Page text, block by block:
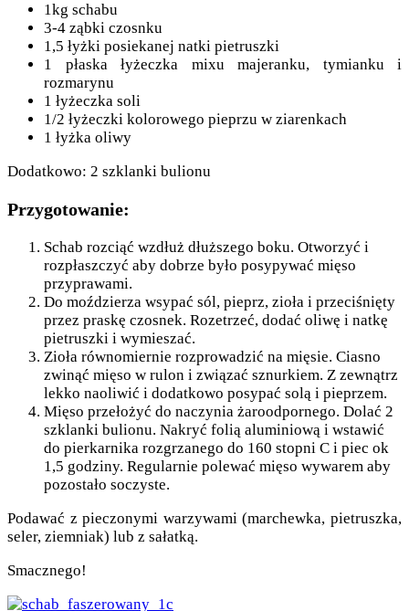
1kg schabu
3-4 ząbki czosnku
1,5 łyżki posiekanej natki pietruszki
1 płaska łyżeczka mixu majeranku, tymianku i
rozmarynu
1 łyżeczka soli
1/2 łyżeczki kolorowego pieprzu w ziarenkach
1 łyżka oliwy
Dodatkowo: 2 szklanki bulionu
Przygotowanie:
Schab rozciąć wzdłuż dłuższego boku. Otworzyć i
rozpłaszczyć aby dobrze było posypywać mięso
przyprawami.
Do moździerza wsypać sól, pieprz, zioła i przeciśnięty
przez praskę czosnek. Rozetrzeć, dodać oliwę i natkę
pietruszki i wymieszać.
Zioła równomiernie rozprowadzić na mięsie. Ciasno
zwinąć mięso w rulon i związać sznurkiem. Z zewnątrz
lekko naoliwić i dodatkowo posypać solą i pieprzem.
Mięso przełożyć do naczynia żaroodpornego. Dolać 2
szklanki bulionu. Nakryć folią aluminiową i wstawić
do pierkarnika rozgrzanego do 160 stopni C i piec ok
1,5 godziny. Regularnie polewać mięso wywarem aby
pozostało soczyste.
Podawać z pieczonymi warzywami (marchewka, pietruszka,
seler, ziemniak) lub z sałatką.
Smacznego!